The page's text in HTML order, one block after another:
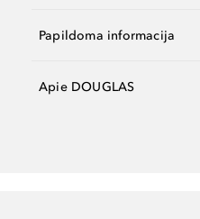
Papildoma informacija
Apie DOUGLAS